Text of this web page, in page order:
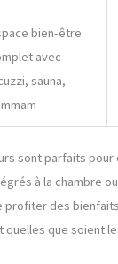
bien-être
avec
sauna,
sont parfaits pour
à la chambre
des
quelles que soient